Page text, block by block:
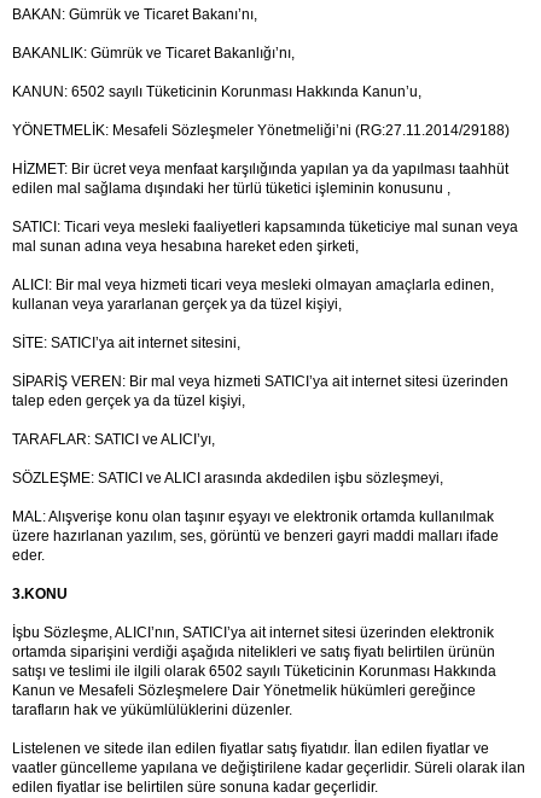
BAKAN: Gümrük ve Ticaret Bakanı’nı,
BAKANLIK: Gümrük ve Ticaret Bakanlığı’nı,
KANUN: 6502 sayılı Tüketicinin Korunması Hakkında Kanun’u,
YÖNETMELİK: Mesafeli Sözleşmeler Yönetmeliği’ni (RG:27.11.2014/29188)
HİZMET: Bir ücret veya menfaat karşılığında yapılan ya da yapılması taahhüt
edilen mal sağlama dışındaki her türlü tüketici işleminin konusunu ,
SATICI: Ticari veya mesleki faaliyetleri kapsamında tüketiciye mal sunan veya
mal sunan adına veya hesabına hareket eden şirketi,
ALICI: Bir mal veya hizmeti ticari veya mesleki olmayan amaçlarla edinen,
kullanan veya yararlanan gerçek ya da tüzel kişiyi,
SİTE: SATICI’ya ait internet sitesini,
SİPARİŞ VEREN: Bir mal veya hizmeti SATICI’ya ait internet sitesi üzerinden
talep eden gerçek ya da tüzel kişiyi,
TARAFLAR: SATICI ve ALICI’yı,
SÖZLEŞME: SATICI ve ALICI arasında akdedilen işbu sözleşmeyi,
MAL: Alışverişe konu olan taşınır eşyayı ve elektronik ortamda kullanılmak
üzere hazırlanan yazılım, ses, görüntü ve benzeri gayri maddi malları ifade
eder.
3.KONU
İşbu Sözleşme, ALICI’nın, SATICI’ya ait internet sitesi üzerinden elektronik
ortamda siparişini verdiği aşağıda nitelikleri ve satış fiyatı belirtilen ürünün
satışı ve teslimi ile ilgili olarak 6502 sayılı Tüketicinin Korunması Hakkında
Kanun ve Mesafeli Sözleşmelere Dair Yönetmelik hükümleri gereğince
tarafların hak ve yükümlülüklerini düzenler.
Listelenen ve sitede ilan edilen fiyatlar satış fiyatıdır. İlan edilen fiyatlar ve
vaatler güncelleme yapılana ve değiştirilene kadar geçerlidir. Süreli olarak ilan
edilen fiyatlar ise belirtilen süre sonuna kadar geçerlidir.